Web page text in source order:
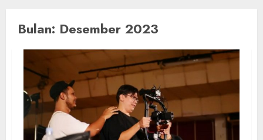
Bulan: Desember 2023